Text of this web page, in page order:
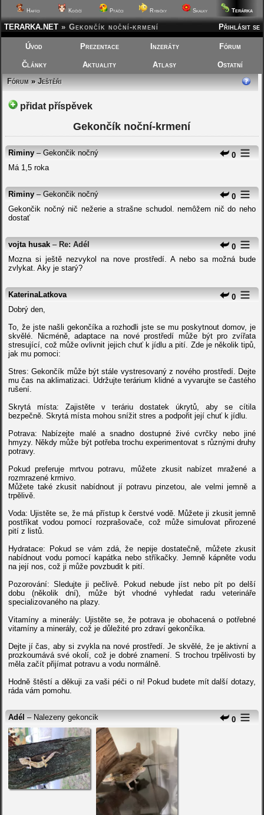
Hafíci Kočičí Ptáčci Rybičky Skalky Terárka
Přihlásit se
TERARKA.NET » Gekončík noční-krmení
Úvod Prezentace Inzeráty Fórum
Články Aktuality Atlasy
Ostatní
Fórum»Ještěři
přidat příspěvek
Gekončík noční-krmení
0
Riminy– Gekončik nočný
Má 1,5 roka
0
Riminy– Gekončik nočný
Gekončik nočný nič nežerie a strašne schudol. nemôžem nič do neho
dostať
0
vojta husak– Re: Adél
Mozna si ještě nezvykol na nove prostředí. A nebo sa možná bude
zvlykat. Aky je starý?
0
KaterinaLatkova
Dobrý den,
To, že jste našli gekončíka a rozhodli jste se mu poskytnout domov, je
skvělé. Nicméně, adaptace na nové prostředí může být pro zvířata
stresující, což může ovlivnit jejich chuť k jídlu a pití. Zde je několik tipů,
jak mu pomoci:
Stres: Gekončík může být stále vystresovaný z nového prostředí. Dejte
mu čas na aklimatizaci. Udržujte terárium klidné a vyvarujte se častého
rušení.
Skrytá místa: Zajistěte v teráriu dostatek úkrytů, aby se cítila
bezpečně. Skrytá místa mohou snížit stres a podpořit její chuť k jídlu.
Potrava: Nabízejte malé a snadno dostupné živé cvrčky nebo jiné
hmyzy. Někdy může být potřeba trochu experimentovat s různými druhy
potravy.
Pokud preferuje mrtvou potravu, můžete zkusit nabízet mražené a
rozmrazené krmivo.
Můžete také zkusit nabídnout jí potravu pinzetou, ale velmi jemně a
trpělivě.
Voda: Ujistěte se, že má přístup k čerstvé vodě. Můžete ji zkusit jemně
postříkat vodou pomocí rozprašovače, což může simulovat přirozené
pití z listů.
Hydratace: Pokud se vám zdá, že nepije dostatečně, můžete zkusit
nabídnout vodu pomocí kapátka nebo stříkačky. Jemně kápněte vodu
na její nos, což ji může povzbudit k pití.
Pozorování: Sledujte ji pečlivě. Pokud nebude jíst nebo pít po delší
dobu (několik dní), může být vhodné vyhledat radu veterináře
specializovaného na plazy.
Vitamíny a minerály: Ujistěte se, že potrava je obohacená o potřebné
vitamíny a minerály, což je důležité pro zdraví gekončíka.
Dejte jí čas, aby si zvykla na nové prostředí. Je skvělé, že je aktivní a
prozkoumává své okolí, což je dobré znamení. S trochou trpělivosti by
měla začít přijímat potravu a vodu normálně.
Hodně štěstí a děkuji za vaši péči o ni! Pokud budete mít další dotazy,
ráda vám pomohu.
0
Adél – Nalezeny gekoncik